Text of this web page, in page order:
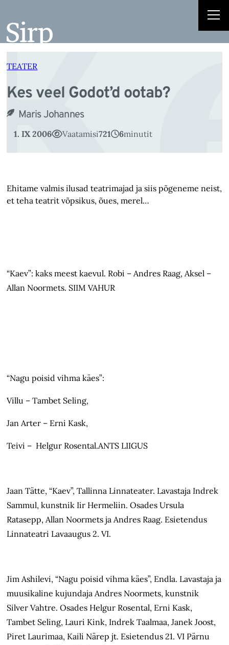
juurde
TEATER
Kes veel Godot’d ootab?
Maris Johannes
1. IX 2006 Vaatamisi721 6minutit
Ehitame valmis ilusad teatrimajad ja siis põgeneme neist,
et teha teatrit võpsikus, õues, merel…
“Kaev”: kaks meest kaevul. Robi – Andres Raag, Aksel –
Allan Noormets. SIIM VAHUR
“Nagu poisid vihma käes”:
Villu – Tambet Seling,
Jan Arter – Erni Kask,
Teivi – Helgur Rosental.ANTS LIIGUS
Jaan Tätte, “Kaev”, Tallinna Linnateater. Lavastaja Indrek
Sammul, kunstnik Iir Hermeliin. Osades Ursula
Ratasepp, Allan Noormets ja Andres Raag. Esietendus
Linnateatri Lavaaugus 2. VI.
Jim Ashilevi, “Nagu poisid vihma käes”, Endla. Lavastaja ja
muusikaline kujundaja Andres Noormets, kunstnik
Silver Vahtre. Osades Helgur Rosental, Erni Kask,
Tambet Seling, Lauri Kink, Indrek Taalmaa, Janek Joost,
Piret Laurimaa, Kaili Närep jt. Esietendus 21. VI Pärnu